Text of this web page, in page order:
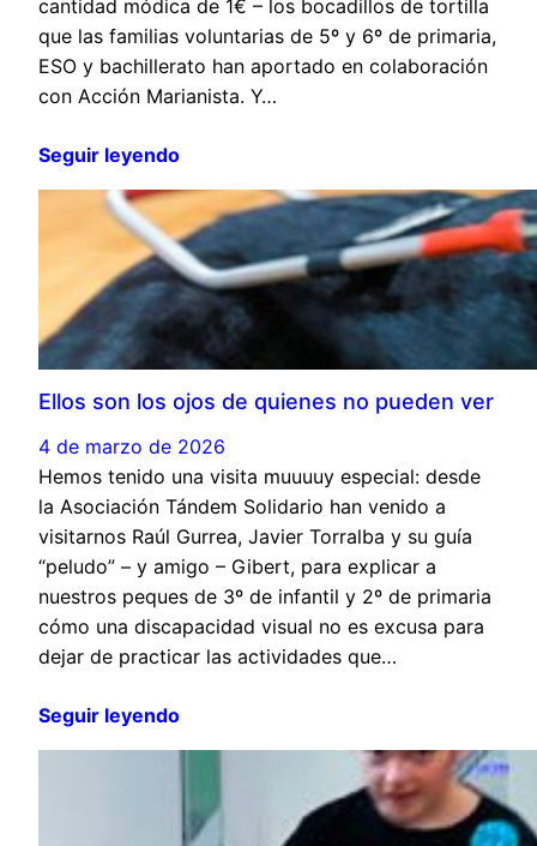
cantidad módica de 1€ – los bocadillos de tortilla
que las familias voluntarias de 5º y 6º de primaria,
ESO y bachillerato han aportado en colaboración
con Acción Marianista. Y…
Seguir leyendo
Ellos son los ojos de quienes no pueden ver
4 de marzo de 2026
Hemos tenido una visita muuuuy especial: desde
la Asociación Tándem Solidario han venido a
visitarnos Raúl Gurrea, Javier Torralba y su guía
“peludo” – y amigo – Gibert, para explicar a
nuestros peques de 3º de infantil y 2º de primaria
cómo una discapacidad visual no es excusa para
dejar de practicar las actividades que…
Seguir leyendo